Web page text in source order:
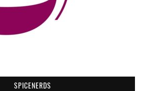
SPICENERDS